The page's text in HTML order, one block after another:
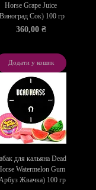
Horse Grape Juice
Сок) 100 гр
Ціна
360,00 ₴
Додати у кошик
для кальяна Dead
Watermelon Gum
Жвачка) 100 гр